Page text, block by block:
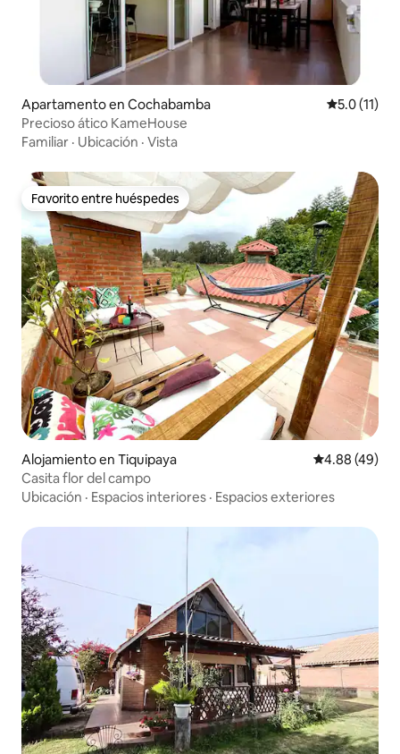
Apartamento en Cochabamba Calificación
5.0 (11)
Precioso ático KameHouse
Familiar · Ubicación · Vista
Favorito entre huéspedes
Favorito entre huéspedes
Alojamiento en Tiquipaya Calificación
4.88 (49)
Casita flor del campo
Ubicación · Espacios interiores · Espacios exteriores